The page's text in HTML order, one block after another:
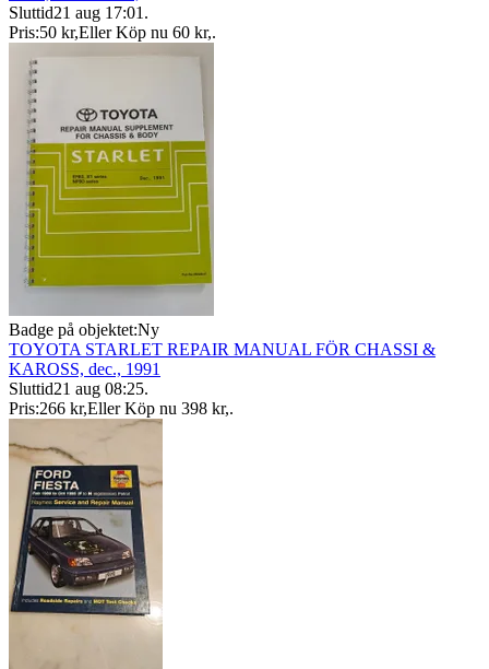
Sluttid21 aug 17:01 .
Pris:50 kr,Eller Köp nu 60 kr,.
Badge på objektet:Ny
TOYOTA STARLET REPAIR MANUAL FÖR CHASSI &
KAROSS, dec., 1991
Sluttid21 aug 08:25.
Pris:266 kr,Eller Köp nu 398 kr,.